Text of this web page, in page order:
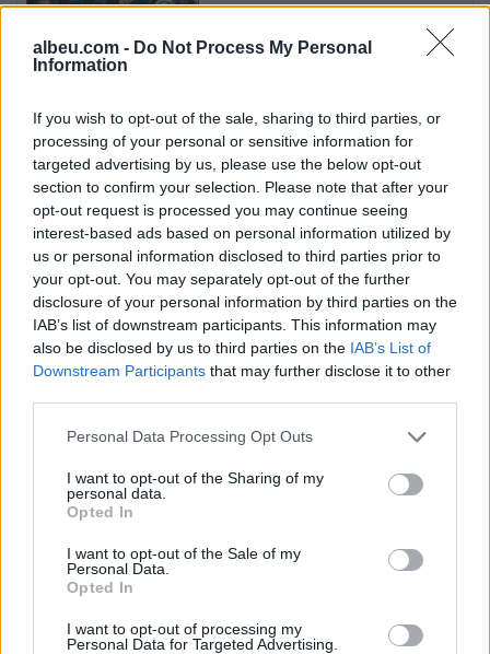
albeu.com - Do Not Process My Personal
Information
If you wish to opt-out of the sale, sharing to third parties, or
processing of your personal or sensitive information for
targeted advertising by us, please use the below opt-out
section to confirm your selection. Please note that after your
opt-out request is processed you may continue seeing
interest-based ads based on personal information utilized by
us or personal information disclosed to third parties prior to
your opt-out. You may separately opt-out of the further
disclosure of your personal information by third parties on the
IAB’s list of downstream participants. This information may
also be disclosed by us to third parties on the IAB’s List of
Downstream Participants that may further disclose it to other
Personal Data Processing Opt Outs
I want to opt-out of the Sharing of my
personal data.
Opted In
I want to opt-out of the Sale of my
Personal Data.
Opted In
I want to opt-out of processing my
Personal Data for Targeted Advertising.
Google, kërkimet arrijnë nivele
të papara
Esim for Global
Esim for USA|Esim for Italy| Esim for Spain|Esim